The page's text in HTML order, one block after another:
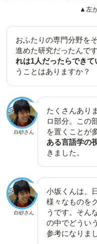
▲左
おふたりの専門分野を
進めた研究だったんで
れは1人だったらできて
うことはありますか？
白砂さん
たくさんあり
ロ部分。この
を置くことが
ある言語学の
きました。
白砂さん
小坂くんは、
様々なものを
うです。そん
の中でどうい
参考になりま